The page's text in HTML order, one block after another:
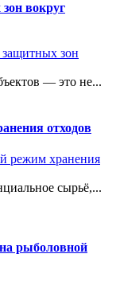
вокруг
— это не...
отходов
сырьё,...
рыболовной